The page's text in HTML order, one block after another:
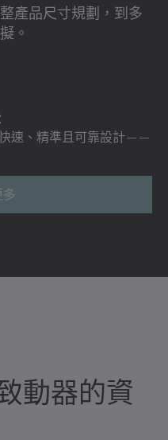
產品尺寸規劃，到多
。
速、精準且可靠設計——
多
動器的資